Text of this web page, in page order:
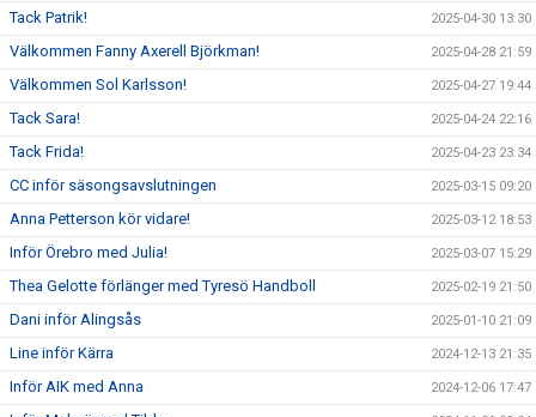
Tack Patrik! 2025-04-30 13:30
Välkommen Fanny Axerell Björkman! 2025-04-28 21:59
Välkommen Sol Karlsson! 2025-04-27 19:44
Tack Sara! 2025-04-24 22:16
Tack Frida! 2025-04-23 23:34
CC inför säsongsavslutningen 2025-03-15 09:20
Anna Petterson kör vidare! 2025-03-12 18:53
Inför Örebro med Julia! 2025-03-07 15:29
Thea Gelotte förlänger med Tyresö Handboll 2025-02-19 21:50
Dani inför Alingsås 2025-01-10 21:09
Line inför Kärra 2024-12-13 21:35
Inför AIK med Anna 2024-12-06 17:47